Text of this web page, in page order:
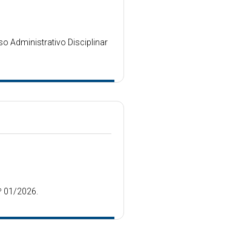
Administrativo Disciplinar
2026.